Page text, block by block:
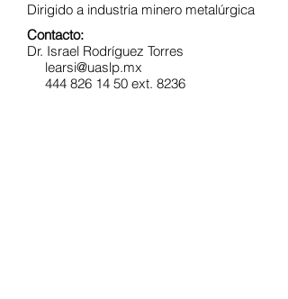
Dirigido a industria minero metalúrgica
Contacto:
Dr. Israel Rodríguez Torres
learsi@uaslp.mx
444 826 14 50 ext. 8236